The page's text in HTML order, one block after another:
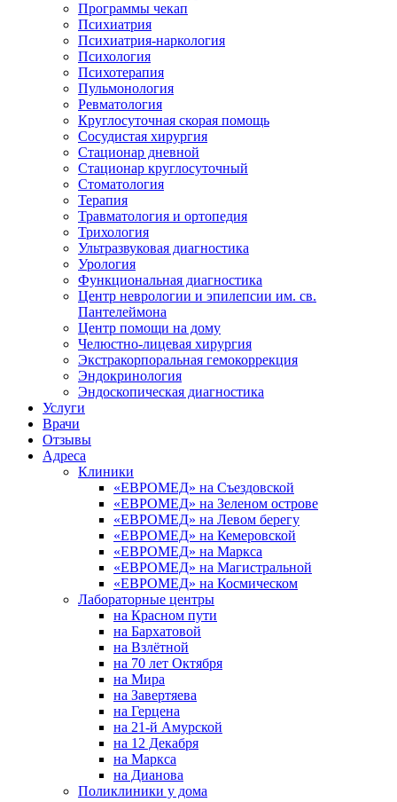
Программы чекап
Психиатрия
Психиатрия-наркология
Психология
Психотерапия
Пульмонология
Ревматология
Круглосуточная скорая помощь
Сосудистая хирургия
Стационар дневной
Стационар круглосуточный
Стоматология
Терапия
Травматология и ортопедия
Трихология
Ультразвуковая диагностика
Урология
Функциональная диагностика
Центр неврологии и эпилепсии им. св.
Пантелеймона
Центр помощи на дому
Челюстно-лицевая хирургия
Экстракорпоральная гемокоррекция
Эндокринология
Эндоскопическая диагностика
Услуги
Врачи
Отзывы
Адреса
Клиники
«ЕВРОМЕД» на Съездовской
«ЕВРОМЕД» на Зеленом острове
«ЕВРОМЕД» на Левом берегу
«ЕВРОМЕД» на Кемеровской
«ЕВРОМЕД» на Маркса
«ЕВРОМЕД» на Магистральной
«ЕВРОМЕД» на Космическом
Лабораторные центры
на Красном пути
на Бархатовой
на Взлётной
на 70 лет Октября
на Мира
на Завертяева
на Герцена
на 21-й Амурской
на 12 Декабря
на Маркса
на Дианова
Поликлиники у дома